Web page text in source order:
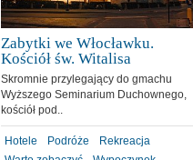
Zabytki we Włocławku.
Kościół św. Witalisa
Skromnie przylegający do gmachu
Wyższego Seminarium Duchownego,
kościół pod..
Hotele Podróże
Rekreacja